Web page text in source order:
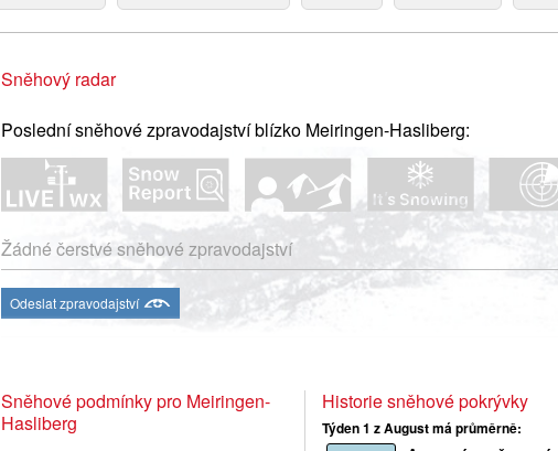
Sněhový radar
Poslední sněhové zpravodajství blízko Meiringen-Hasliberg:
Žádné čerstvé sněhové zpravodajství
Odeslat zpravodajství
Sněhové podmínky pro Meiringen-
Hasliberg
Historie sněhové pokrývky
Týden 1 z August má průměrně: